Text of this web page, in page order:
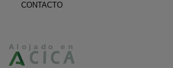
CONTACTO